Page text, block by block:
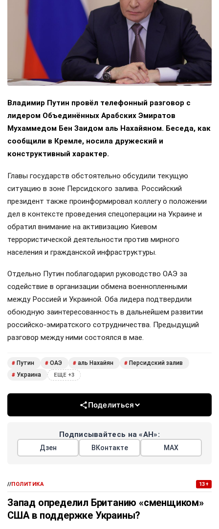
Владимир Путин провёл телефонный разговор с
лидером Объединённых Арабских Эмиратов
Мухаммедом Бен Заидом аль Нахайяном. Беседа, как
сообщили в Кремле, носила дружеский и
конструктивный характер.
Главы государств обстоятельно обсудили текущую
ситуацию в зоне Персидского залива. Российский
президент также проинформировал коллегу о положении
дел в контексте проведения спецоперации на Украине и
обратил внимание на активизацию Киевом
террористической деятельности против мирного
населения и гражданской инфраструктуры.
Отдельно Путин поблагодарил руководство ОАЭ за
содействие в организации обмена военнопленными
между Россией и Украиной. Оба лидера подтвердили
обоюдную заинтересованность в дальнейшем развитии
российско-эмиратского сотрудничества. Предыдущий
разговор между ними состоялся в мае.
# Путин # ОАЭ # аль Нахайян # Персидский залив
# Украина ЕЩЕ +3
Поделиться
Подписывайтесь на «АН»:
Дзен ВКонтакте МАХ
//ПОЛИТИКА 13+
Запад определил Британию «сменщиком»
США в поддержке Украины?